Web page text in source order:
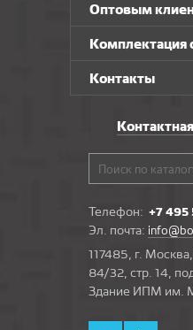
Оптовым
Комплектация
Контакты
Телефон: +7
Эл. почта:
117485, г.
84/32, стр. 14,
Здание ИПМ им.